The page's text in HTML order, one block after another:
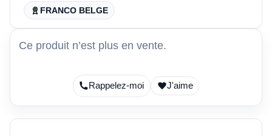
FRANCO BELGE
Ce produit n’est plus en vente.
Rappelez-moi J'aime